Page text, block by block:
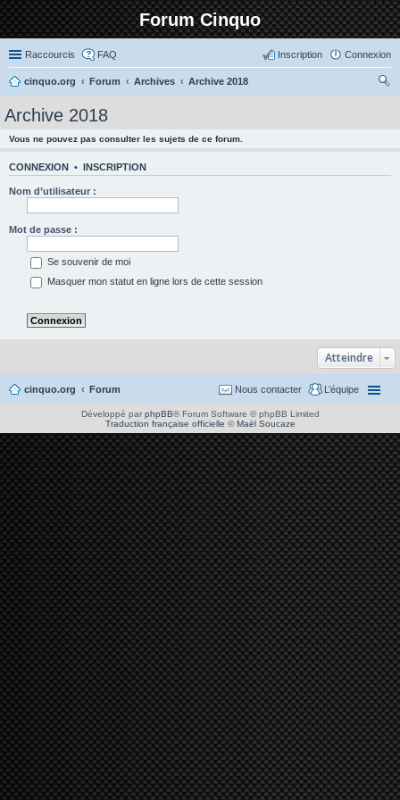
Forum Cinquo
Raccourcis FAQ Connexion
Inscription
cinquo.org Forum Archives
Archive 2018
Archive 2018
Vous ne pouvez pas consulter les sujets de ce forum.
CONNEXION • INSCRIPTION
Nom d’utilisateur :
Mot de passe :
Se souvenir de moi
Masquer mon statut en ligne lors de cette session
Atteindre
cinquo.org Forum L’équipe
Nous contacter
Développé par phpBB® Forum Software © phpBB Limited
Traduction française officielle ©Maël Soucaze